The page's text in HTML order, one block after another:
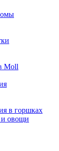
Moll
в горшках
овощи